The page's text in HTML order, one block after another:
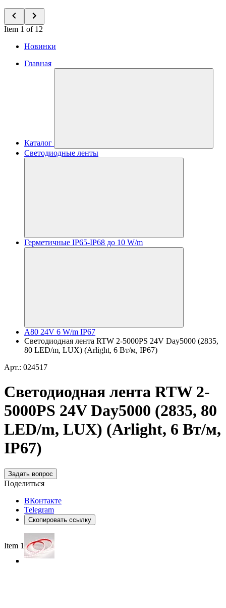
Item 1 of 12
Новинки
Главная
Каталог
Светодиодные ленты
Герметичные IP65-IP68 до 10 W/m
A80 24V 6 W/m IP67
Светодиодная лента RTW 2-5000PS 24V Day5000 (2835,
80 LED/m, LUX) (Arlight, 6 Вт/м, IP67)
Арт.: 024517
Светодиодная лента RTW 2-
5000PS 24V Day5000 (2835, 80
LED/m, LUX) (Arlight, 6 Вт/м,
IP67)
Задать вопрос
Поделиться
ВКонтакте
Telegram
Скопировать ссылку
Item 1 of 4